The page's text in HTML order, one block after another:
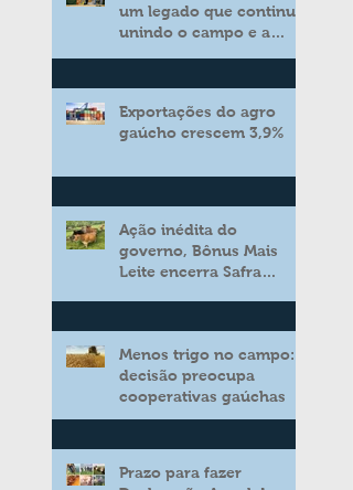
um legado que continua
unindo o campo e a
Exportações do agro
gaúcho crescem 3,9%
Ação inédita do
governo, Bônus Mais
Leite encerra Safra
aos produtores de leite
Menos trigo no campo:
decisão preocupa
cooperativas gaúchas
Prazo para fazer